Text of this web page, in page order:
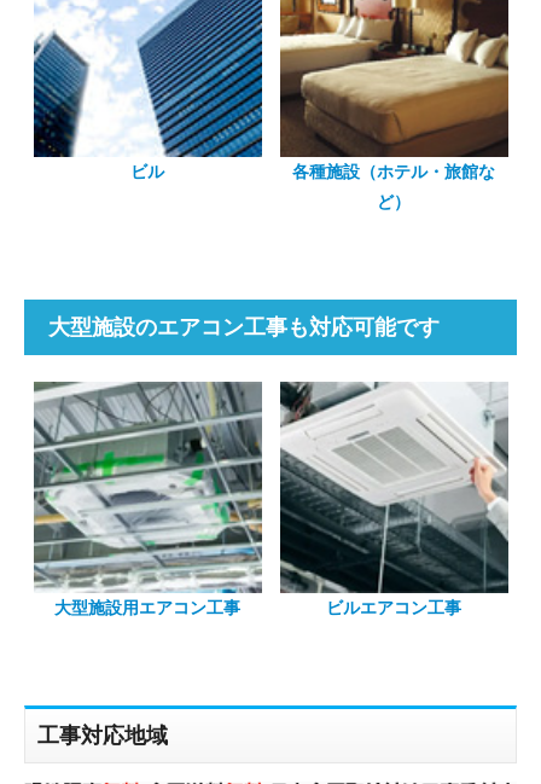
ビル
各種施設（ホテル・旅館な
ど）
大型施設のエアコン工事も対応可能です
大型施設用エアコン工事 ビルエアコン工事
工事対応地域